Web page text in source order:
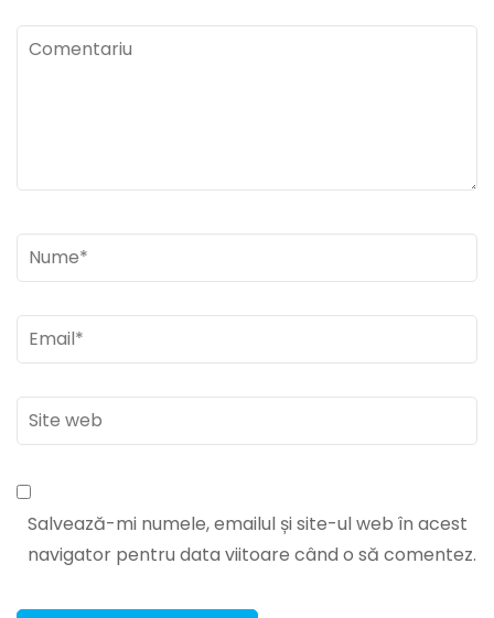
Comentariu
Nume*
Email*
Site
web
Salvează-mi numele, emailul și site-ul web în acest
navigator pentru data viitoare când o să comentez.